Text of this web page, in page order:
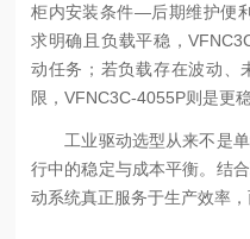
柜内安装条件—后期维护便
求明确且负载平稳，
动任务；若负载存在波动、
限，VFNC3C-4055P则是更稳
工业驱动选型从来不是单
行中的稳定与成本平衡。结
动系统真正服务于生产效率